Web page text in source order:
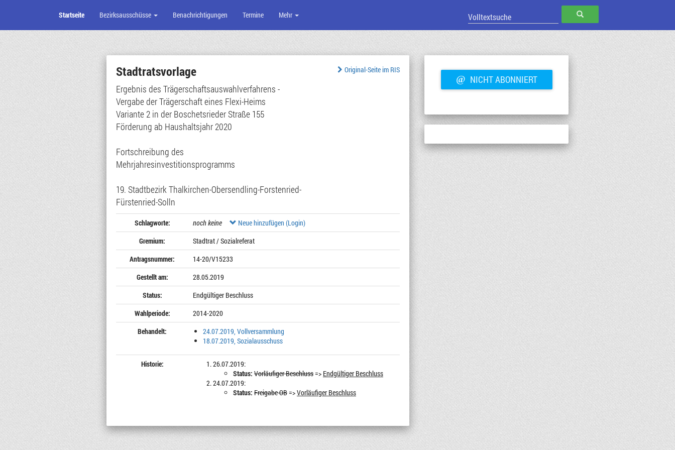
Zum
Seiteninhalt
SUCHEN
Startseite Bezirksausschüsse Benachrichtigungen Termine Mehr
Original-Seite im RIS
Stadtratsvorlage
Ergebnis des Trägerschaftsauswahlverfahrens -
Vergabe der Trägerschaft eines Flexi-Heims
Variante 2 in der Boschetsrieder Straße 155
Förderung ab Haushaltsjahr 2020
Fortschreibung des
Mehrjahresinvestitionsprogramms
19. Stadtbezirk Thalkirchen-Obersendling-Forstenried-
Fürstenried-Solln
Schlagworte: noch keine
Neue hinzufügen (Login)
Gremium:
Stadtrat / Sozialreferat
Antragsnummer:
14-20/V15233
Gestellt am:
28.05.2019
Status:
Endgültiger Beschluss
Wahlperiode:
2014-2020
Behandelt:
24.07.2019, Vollversammlung
18.07.2019, Sozialausschuss
Historie:
26.07.2019:
Status: Vorläufiger Beschluss=> Endgültiger Beschluss
24.07.2019:
Status: Freigabe OB=>Vorläufiger Beschluss
@ NICHT ABONNIERT